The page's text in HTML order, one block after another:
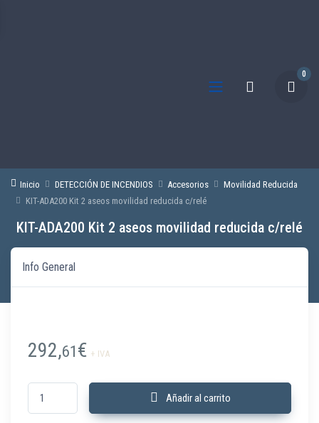
0
Inicio DETECCIÓN DE INCENDIOS Accesorios
Movilidad Reducida
KIT-ADA200 Kit 2 aseos movilidad reducida c/relé
KIT-ADA200 Kit 2 aseos movilidad reducida c/relé
Info General
292,61€ + IVA
KIT-ADA200 Kit 2 aseos movilidad reducida c/relé cantidad
Añadir al carrito